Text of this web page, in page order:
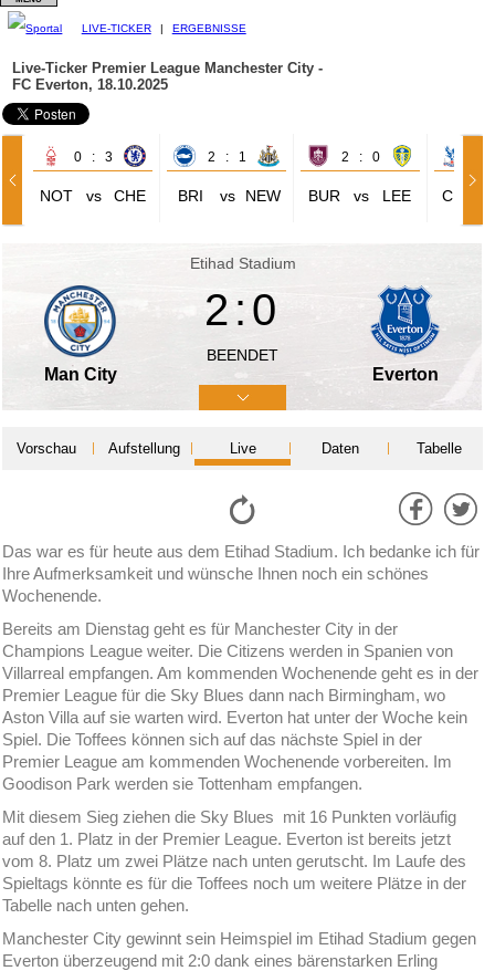
LIVE-TICKER | ERGEBNISSE
Live-Ticker Premier League Manchester City -
FC Everton, 18.10.2025
0 : 3
NOT vs CHE
2 : 1
BRI vs NEW
2 : 0
BUR vs LEE CRY
Etihad Stadium
Man City
2:0
BEENDET
Everton
Vorschau Aufstellung Live Daten Tabelle
Das war es für heute aus dem Etihad Stadium. Ich bedanke ich für
Ihre Aufmerksamkeit und wünsche Ihnen noch ein schönes
Wochenende.
Bereits am Dienstag geht es für Manchester City in der
Champions League weiter. Die Citizens werden in Spanien von
Villarreal empfangen. Am kommenden Wochenende geht es in der
Premier League für die Sky Blues dann nach Birmingham, wo
Aston Villa auf sie warten wird. Everton hat unter der Woche kein
Spiel. Die Toffees können sich auf das nächste Spiel in der
Premier League am kommenden Wochenende vorbereiten. Im
Goodison Park werden sie Tottenham empfangen.
Mit diesem Sieg ziehen die Sky Blues mit 16 Punkten vorläufig
auf den 1. Platz in der Premier League. Everton ist bereits jetzt
vom 8. Platz um zwei Plätze nach unten gerutscht. Im Laufe des
Spieltags könnte es für die Toffees noch um weitere Plätze in der
Tabelle nach unten gehen.
Manchester City gewinnt sein Heimspiel im Etihad Stadium gegen
Everton überzeugend mit 2:0 dank eines bärenstarken Erling